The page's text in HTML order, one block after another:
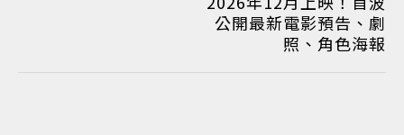
公開最新電影預告、劇
照、角色海報